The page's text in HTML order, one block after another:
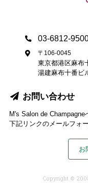
03-6812-
〒106-0045
東京都港区麻布
湯建麻布十番ビ
お問い合わせ
M's Salon de Champagne
下記リンクのメールフォ
お
Copyright ©